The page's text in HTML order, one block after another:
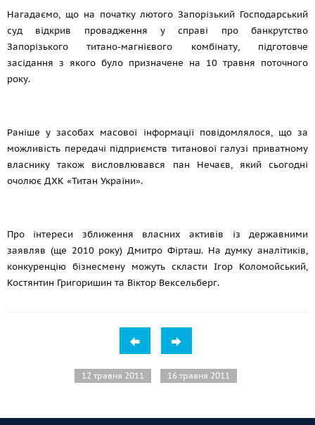
Нагадаємо, що на початку лютого Запорізький Господарський
суд відкрив провадження у справі про банкрутство
Запорізького титано-магнієвого комбінату, підготовче
засідання з якого було призначене на 10 травня поточного
року.
Раніше у засобах масової інформації повідомлялося, що за
можливість передачі підприємств титанової галузі приватному
власнику також висловлювався пан Нечаєв, який сьогодні
очолює ДХК «Титан України».
Про інтереси зближення власних активів із державними
заявляв (ще 2010 року) Дмитро Фірташ. На думку аналітиків,
конкуренцію бізнесмену можуть скласти Ігор Коломойський,
Костянтин Григоришин та Віктор Вексельберг.
12 травня 2011 16 травня 2011